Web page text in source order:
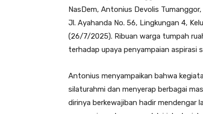
NasDem, Antonius Devolis
Jl. Ayahanda No. 56, Lingkungan 4,
(26/7/2025). Ribuan warga tumpah
terhadap upaya penyampaian aspirasi
Antonius menyampaikan bahwa
silaturahmi dan menyerap berbagai
dirinya berkewajiban hadir mendengar